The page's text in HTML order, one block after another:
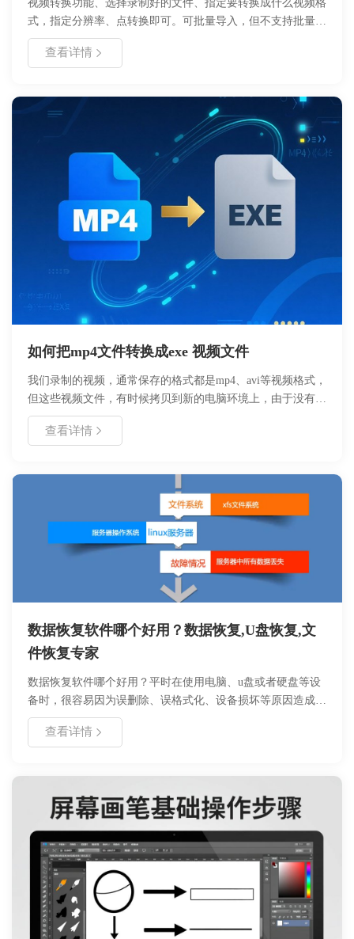
视频转换功能、选择录制好的文件、指定要转换成什么视频格
式，指定分辨率、点转换即可。可批量导入，但不支持批量视
频转换操作。
查看详情
如何把mp4文件转换成exe 视频文件
我们录制的视频，通常保存的格式都是mp4、avi等视频格式，
但这些视频文件，有时候拷贝到新的电脑环境上，由于没有安
装相关的播放器，或者没有安装相关播放器的解码器，是无法
正常播放这些文件的。好哈屏幕录制，为了解决这个问题，开
EXE 是标准的windows 可执行文件，这样无论在哪个系统上
查看详情
数据恢复软件哪个好用？数据恢复,U盘恢复,文
件恢复专家
数据恢复软件哪个好用？平时在使用电脑、u盘或者硬盘等设
备时，很容易因为误删除、误格式化、设备损坏等原因造成数
据丢失，这时候我们首先想到的就是利用数据恢复软件解决问
题，目前市面上的数据恢复软件也很多，那好用的又有哪些
查看详情